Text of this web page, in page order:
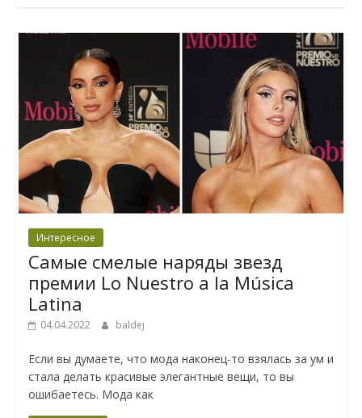
Интересное
Самые смелые наряды звезд
премии Lo Nuestro a la Música
Latina
04.04.2022 baldej
Если вы думаете, что мода наконец-то взялась за ум и
стала делать красивые элегантные вещи, то вы
ошибаетесь. Мода как